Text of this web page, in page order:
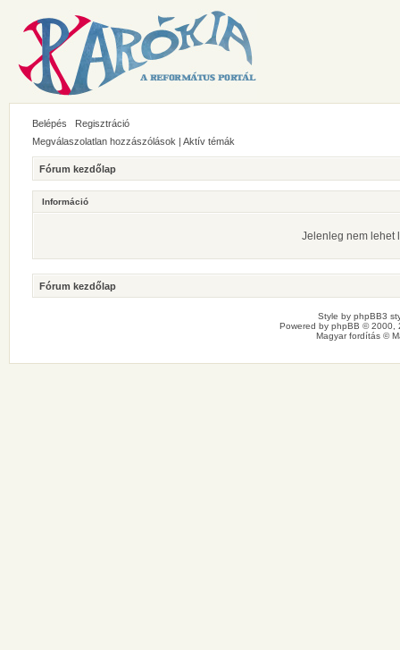
Belépés
Regisztráció
Megválaszolatlan hozzászólások | Aktív témák
Fórum kezdőlap
Információ
Jelenleg nem lehet
Fórum kezdőlap
Style by phpBB3
Powered by phpBB © 2000,
Magyar fordítás ©